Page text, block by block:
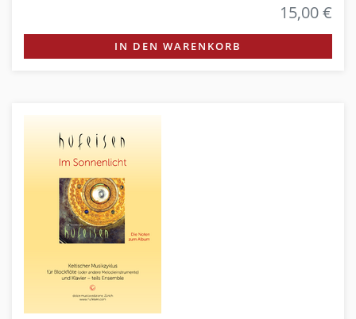
15,00 €
IN DEN WARENKORB